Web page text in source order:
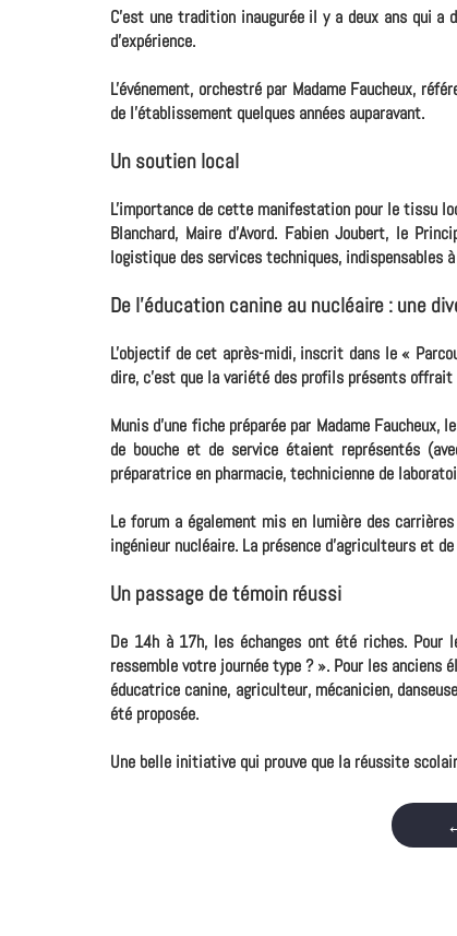
C'est une tradition inaugurée il y a deux ans qui a
d'expérience.
L'événement, orchestré par Madame Faucheux,
de l'établissement quelques années auparavant.
Un soutien local
L'importance de cette manifestation pour le tissu
Blanchard, Maire d'Avord. Fabien Joubert, le
logistique des services techniques, indispensables
De l'éducation canine au nucléaire : une
L'objectif de cet après-midi, inscrit dans le «
dire, c'est que la variété des profils présents
Munis d'une fiche préparée par Madame
de bouche et de service étaient représentés
préparatrice en pharmacie, technicienne de
Le forum a également mis en lumière des
ingénieur nucléaire. La présence d'agriculteurs et
Un passage de témoin réussi
De 14h à 17h, les échanges ont été riches.
ressemble votre journée type ? ». Pour les
éducatrice canine, agriculteur, mécanicien,
été proposée.
Une belle initiative qui prouve que la réussite